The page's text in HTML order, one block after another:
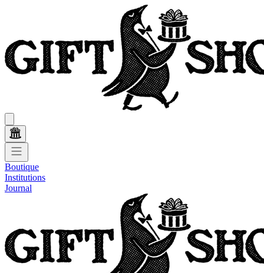
Boutique
Institutions
Journal